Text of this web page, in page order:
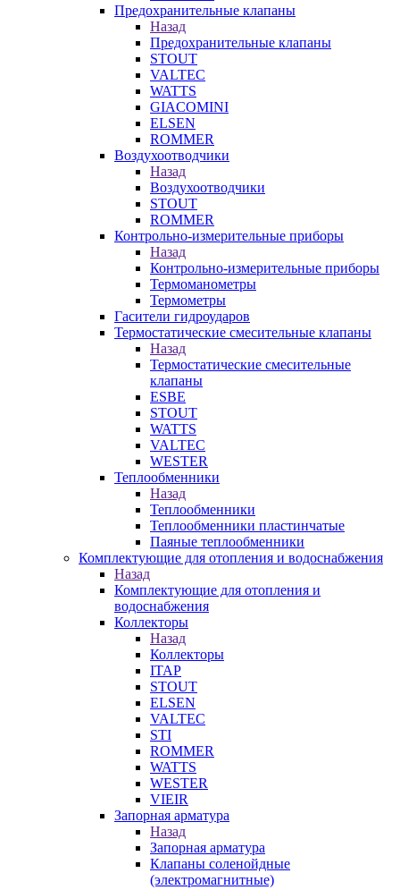
Предохранительные клапаны
Назад
Предохранительные клапаны
STOUT
VALTEC
WATTS
GIACOMINI
ELSEN
ROMMER
Воздухоотводчики
Назад
Воздухоотводчики
STOUT
ROMMER
Контрольно-измерительные приборы
Назад
Контрольно-измерительные приборы
Термоманометры
Термометры
Гасители гидроударов
Термостатические смесительные клапаны
Назад
Термостатические смесительные
клапаны
ESBE
STOUT
WATTS
VALTEC
WESTER
Теплообменники
Назад
Теплообменники
Теплообменники пластинчатые
Паяные теплообменники
Комплектующие для отопления и водоснабжения
Назад
Комплектующие для отопления и
водоснабжения
Коллекторы
Назад
Коллекторы
ITAP
STOUT
ELSEN
VALTEC
STI
ROMMER
WATTS
WESTER
VIEIR
Запорная арматура
Назад
Запорная арматура
Клапаны соленойдные
(электромагнитные)